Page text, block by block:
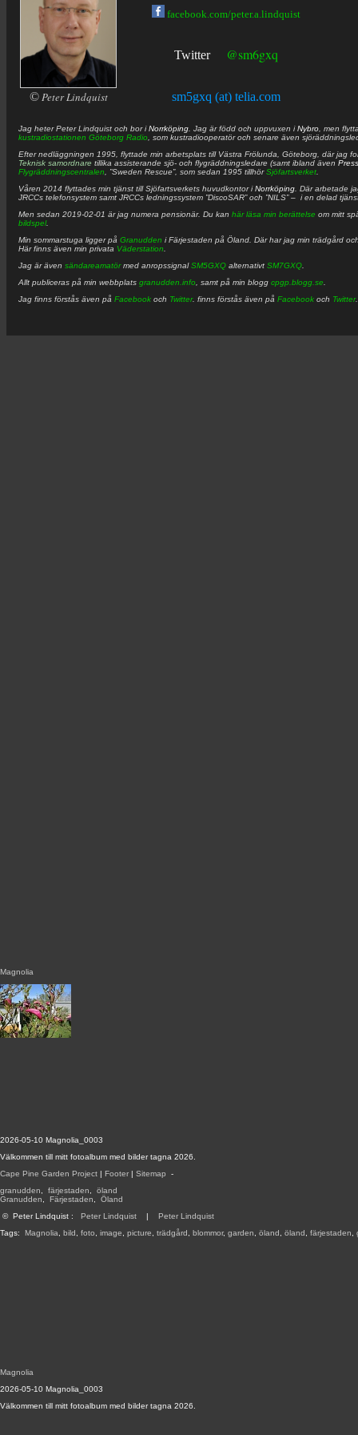
2026-05-10 Magnolia_0003
Välkommen till mitt fotoalbum med bilder tagna 2026.
Cape Pine Garden Project | Footer | Sitemap -
granudden
färjestaden
öland
Granudden
Färjestaden
Öland
© Peter Lindquist : Peter Lindquist | Peter Lindquist
Tags: Magnolia bild foto image picture trädgård blommor, garden öland öland färjestaden
Magnolia
Magnolia
2026-05-10 Magnolia_0003
Välkommen till mitt fotoalbum med bilder tagna 2026.
© Peter Lindquist
facebook.com/peter.a.lindquist
Twitter @sm6gxq
sm5gxq (at) telia.com
Jag heterPeter Lindquist och bor iNorrköping . Jag är född och uppvuxen iNybro , men
kustradiostationen Göteborg Radio , som kustradiooperatör och senare även
Efter nedläggningen 1995, flyttade min arbetsplats till Västra Frölunda, Göteborg, där jag
Teknisk samordnare tillika assisterande sjö- och flygräddningsledare (samt ibland även
Flygräddningscentralen , ”Sweden Rescue”, som sedan 1995 tillhörSjöfartsverket
Våren 2014 flyttades min tjänst till Sjöfartsverkets huvudkontor iNorrköping . Där arbetade
JRCCs telefonsystem samt JRCCs ledningssystem ”DiscoSAR” och ”NILS” – i en delad
Men sedan 2019-02-01 är jag numera pensionär. Du kan här läsa min berättelse om mitt
bildspel.
Min sommarstuga ligger på Granudden i Färjestaden på Öland. Där har jag min trädgård
Här finns även min privata Väderstation
Jag är även sändareamatörmed anropssignalSM5GXQ alternativt SM7GXQ
Allt publiceras på min webbplats granudden.info , samt på min blogg cpgp.blogg.se
Jag finns förstås även på Facebook och Twitter. finns förstås även på Facebook och Twitter.